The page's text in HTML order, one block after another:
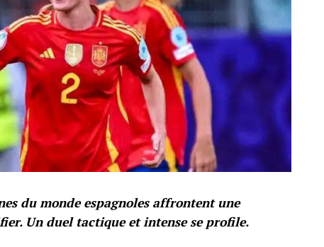
du monde espagnoles affrontent une
Un duel tactique et intense se profile.